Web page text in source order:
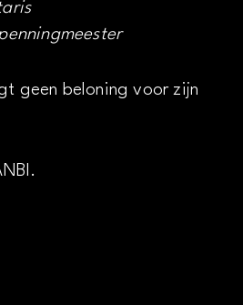
geen beloning voor zijn